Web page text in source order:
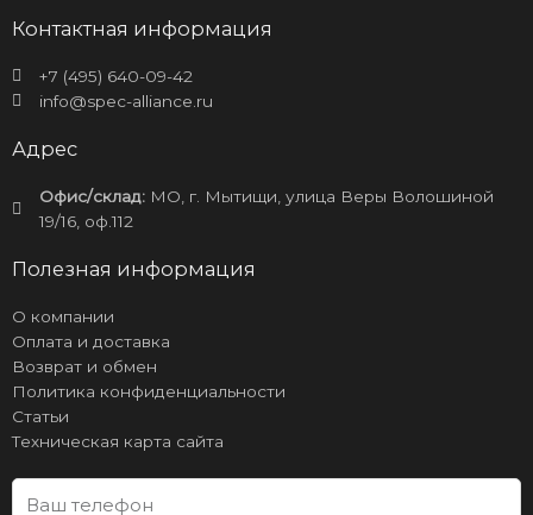
Контактная информация
+7 (495) 640-09-42
info@spec-alliance.ru
Адрес
Офис/склад:МО, г. Мытищи, улица Веры Волошиной
19/16, оф.112
Полезная информация
О компании
Оплата и доставка
Возврат и обмен
Политика конфиденциальности
Статьи
Техническая карта сайта